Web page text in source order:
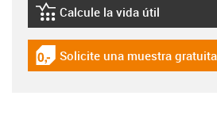
igus-icon-lebensdauerrechner
Calcule la vida útil
igus-icon-gratismuster
Solicite una muestra gratuita